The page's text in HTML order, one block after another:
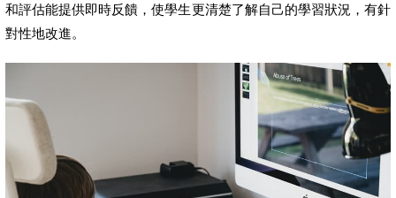
和評估能提供即時反饋，使學生更清楚了解自己的學習狀況，有針
對性地改進。